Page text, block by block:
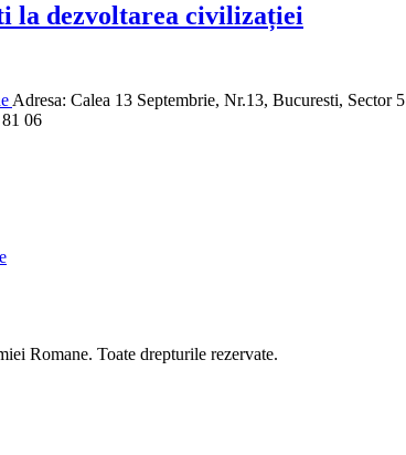
la dezvoltarea civilizației
Adresa: Calea 13 Septembrie, Nr.13, Bucuresti, Sector 5
06
Romane. Toate drepturile rezervate.